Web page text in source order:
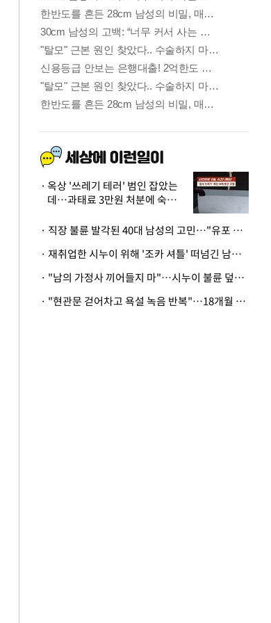
옥상 '쓰레기 테러' 범인 잡았는
데…과태료 3만원 처분에 숙박업
· 직장 불륜 발각된 40대 남성의 고민…"유포 동료 명예훼손·협박죄 고소 가능할까"
· 재취업한 시누이 위해 '조카 셔틀' 떠넘긴 남편…아내 "난 못한다"
· "남의 가정사 끼어들지 마"…시누이 불륜 덮으려는 남편에 억울한 아내
· "현관문 걷어차고 욕설 녹음 반복"…18개월 아기 키우는 집 뒤흔든 '앞집의 비극'